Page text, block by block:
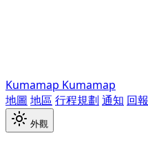
Kumamap Kumamap
地圖 地區 行程規劃 通知 回報
外觀